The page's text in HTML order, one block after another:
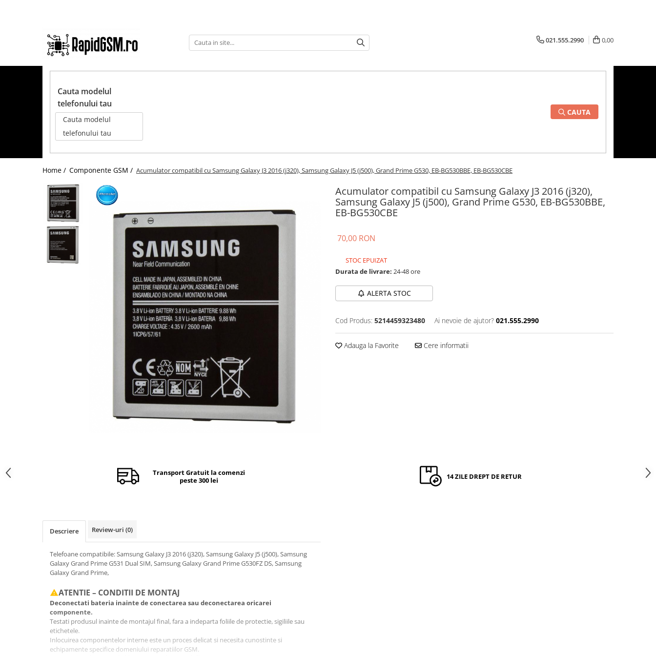
Ecrane Samsung
seria A
tableta
Ecrane iPhone
Ecrane Huawei / Honor
Ecrane Xiaomi / Redmi
Ecrane Motorola
Ecrane Nokia
Ecrane Oppo / Realme
Module si conectori incarcare
Touchscreen
Scule Service GSM
021.555.2990 0,00
Cauta modelul
telefonului tau
Cauta modelul
telefonului tau
CAUTA
Home / Componente GSM / Acumulator compatibil cu Samsung Galaxy J3 2016 (j320), Samsung Galaxy J5 (j500), Grand Prime G530, EB-BG530BBE, EB-BG530CBE
Acumulator compatibil cu Samsung Galaxy J3 2016 (j320),
Samsung Galaxy J5 (j500), Grand Prime G530, EB-BG530BBE,
EB-BG530CBE
70,00 RON
STOC EPUIZAT
Durata de livrare: 24-48 ore
ALERTA STOC
Cod Produs: 5214459323480 Ai nevoie de ajutor? 021.555.2990
Adauga la Favorite Cere informatii
Transport Gratuit la comenzi
peste 300 lei
14 ZILE DREPT DE RETUR
Descriere Review-uri (0)
Telefoane compatibile: Samsung Galaxy J3 2016 (j320), Samsung Galaxy J5 (j500), Samsung
Galaxy Grand Prime G531 Dual SIM, Samsung Galaxy Grand Prime G530FZ DS, Samsung
Galaxy Grand Prime,
ATENTIE – CONDITII DE MONTAJ
Deconectati bateria inainte de conectarea sau deconectarea oricarei
componente.
Testati produsul inainte de montajul final, fara a indeparta foliile de protectie, sigiliile sau
etichetele.
Inlocuirea componentelor interne este un proces delicat si necesita cunostinte si
echipamente specifice domeniului reparatiilor GSM.